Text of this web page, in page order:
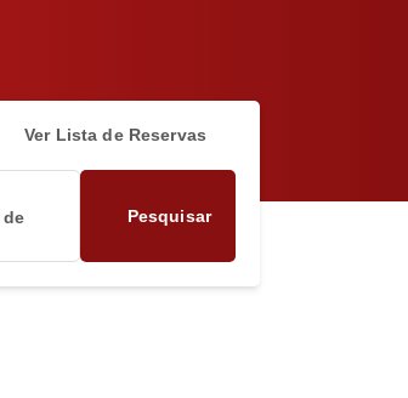
Ver Lista de Reservas
de
Pesquisar